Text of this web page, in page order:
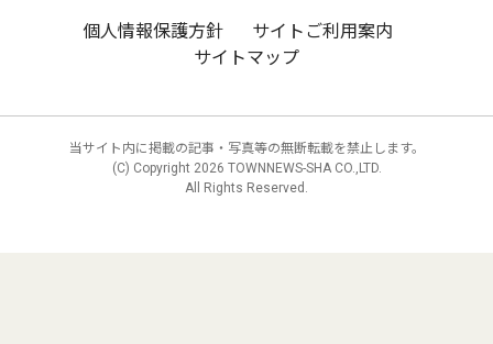
個人情報保護方針
サイトご利用案内
サイトマップ
当サイト内に掲載の記事・写真等の無断転載を禁止します。
(C) Copyright 2026 TOWNNEWS-SHA CO.,LTD.
All Rights Reserved.